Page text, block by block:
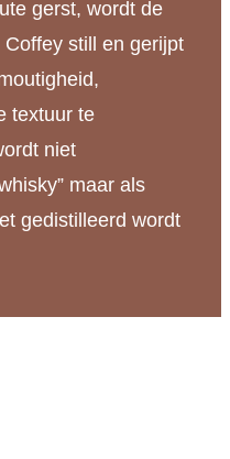
gerst, wordt de
still en gerijpt
textuur te
niet
maar als
gedistilleerd wordt